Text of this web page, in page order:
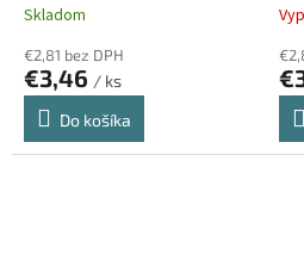
Skladom
€2,81 bez DPH
€3,46 / ks
Do košíka